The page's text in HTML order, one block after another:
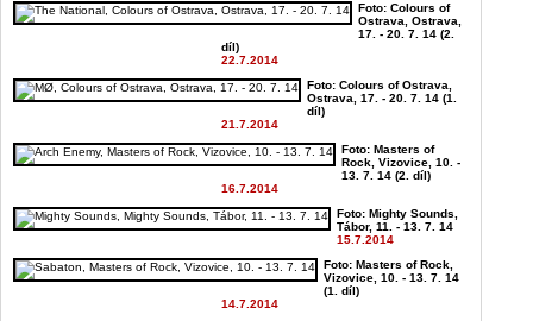
Foto: Colours of
Ostrava, Ostrava,
17. - 20. 7. 14 (2.
díl)
22.7.2014
Foto: Colours of Ostrava,
Ostrava, 17. - 20. 7. 14 (1.
díl)
21.7.2014
Foto: Masters of
Rock, Vizovice, 10. -
13. 7. 14 (2. díl)
16.7.2014
Foto: Mighty Sounds,
Tábor, 11. - 13. 7. 14
15.7.2014
Foto: Masters of Rock,
Vizovice, 10. - 13. 7. 14
(1. díl)
14.7.2014